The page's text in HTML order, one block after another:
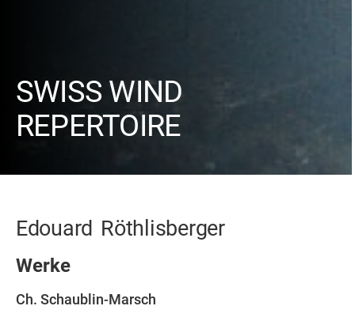
SWISS WIND
REPERTOIRE
Edouard Röthlisberger
Werke
Ch. Schaublin-Marsch